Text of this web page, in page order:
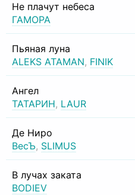
Не плачут небеса
ГАМОРА
Пьяная луна
ALEKS ATAMAN, FINIK
Ангел
ТАТАРИН, LAUR
Де Ниро
ВесЪ, SLIMUS
В лучах заката
BODIEV